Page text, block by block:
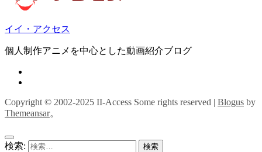
イイ・アクセス
個人制作アニメを中心とした動画紹介ブログ
Copyright © 2002-2025 II-Access Some rights reserved | Blogus by
Themeansar。
検索: